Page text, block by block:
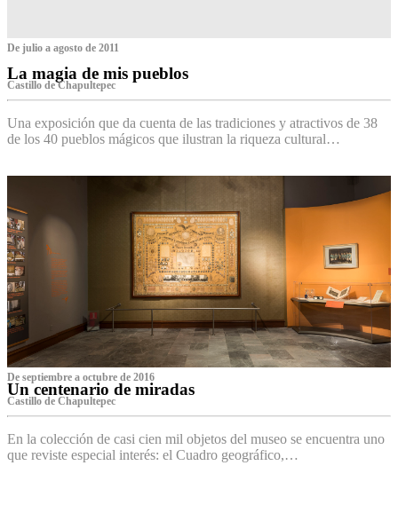
De julio a agosto de 2011
La magia de mis pueblos
Castillo de Chapultepec
Una exposición que da cuenta de las tradiciones y atractivos de 38
de los 40 pueblos mágicos que ilustran la riqueza cultural…
De septiembre a octubre de 2016
Un centenario de miradas
Castillo de Chapultepec
En la colección de casi cien mil objetos del museo se encuentra uno
que reviste especial interés: el Cuadro geográfico,…